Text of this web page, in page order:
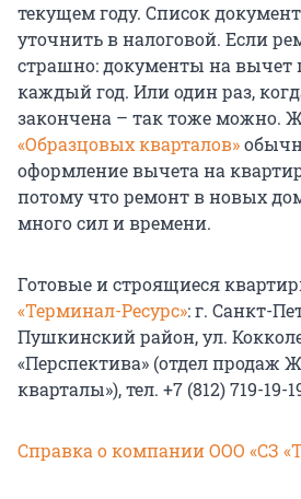
текущем году. Список
уточнить в налоговой. Если
страшно: документы на вычет
каждый год. Или один раз,
закончена – так тоже можно.
«Образцовых кварталов»
оформление вычета на
потому что ремонт в новых
много сил и времени.
Готовые и строящиеся
«Терминал-Ресурс»: г. Санкт-
Пушкинский район, ул.
«Перспектива» (отдел продаж
кварталы»), тел. +7 (812) 719-19-
Справка о компании ООО «СЗ